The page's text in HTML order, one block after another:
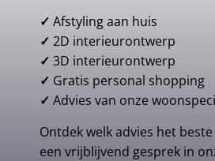
✓ Afstyling aan huis
✓ 2D interieurontwerp
✓ 3D interieurontwerp
✓ Gratis personal shopping
✓ Advies van onze
Ontdek welk advies het
een vrijblijvend gesprek in